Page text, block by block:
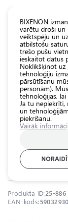
Sākumlapa
AMIO / 25-886
Produkta ID:25-886
EAN-kods:
Visas
veikala
preces
Veikals
Pamatlukturu
spuldzes
Ārējais auto
Iekšējais auto
apgaismojums
Auto
BIXENON
varētu droši un
veiktspēju un
atbilstošu
trešo pušu
ieskaitot datus
Noklikšķinot uz
tehnoloģiju
pārsūtīšanu
personām).
tehnoloģijas,
Ja tu nepiekrīti,
un
piekrišanu.
Vairāk